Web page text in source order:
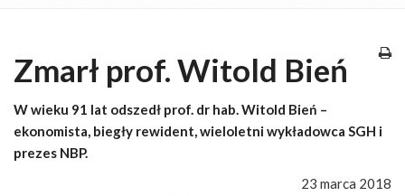
Zmarł prof. Witold Bień
W wieku 91 lat odszedł prof. dr hab. Witold Bień –
ekonomista, biegły rewident, wieloletni wykładowca SGH i
prezes NBP.
23 marca 2018